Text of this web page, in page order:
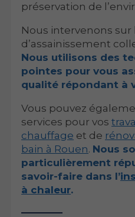
préservation de
Nous intervenons sur
d’assainissement
Nous utilisons des
pointes pour vous
qualité répondant à
Vous pouvez
services pour vos
chauffage et de
bain à Rouen. Nous
particulièrement
savoir-faire dans l’
à chaleur.